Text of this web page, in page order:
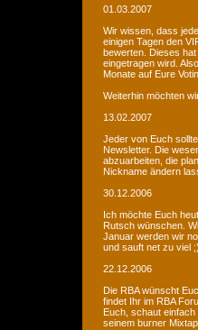
01.03.2007
Wir wissen, dass
einigen Tagen den
bewerten. Dieses
eingetragen wird.
Monate auf Eure
Weiterhin möchten
13.02.2007
Jeder von Euch
Newsletter. Die
abzuarbeiten, die
Nickname ändern
30.12.2006
Ich möchte Euch
Rutsch wünschen.
Januar werden wir
und sauft net zu viel
22.12.2006
Die RBA wünscht
findet Ihr im RBA
Euch, schaut einfach
seinem burner